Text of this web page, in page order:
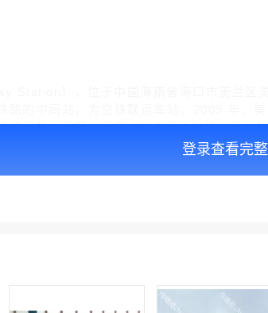
通而投入运营。截至 2010 年 12 月，美兰
登录查看完整